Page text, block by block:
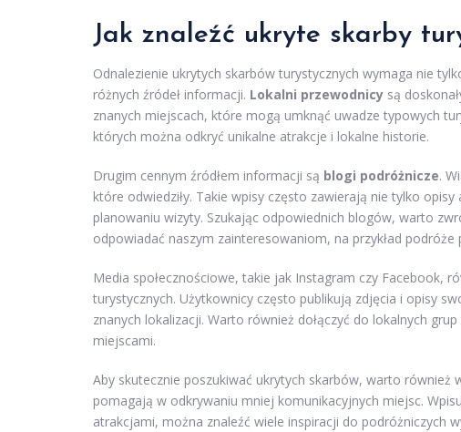
Jak znaleźć ukryte skarby
Odnalezienie ukrytych skarbów turystycznych wymaga nie
różnych źródeł informacji. Lokalni przewodnicy są
znanych miejscach, które mogą umknąć uwadze typowych
których można odkryć unikalne atrakcje i lokalne historie.
Drugim cennym źródłem informacji są blogi podróżnicze.
które odwiedziły. Takie wpisy często zawierają nie tylko
planowaniu wizyty. Szukając odpowiednich blogów, warto
odpowiadać naszym zainteresowaniom, na przykład podróże
Media społecznościowe, takie jak Instagram czy Facebook,
turystycznych. Użytkownicy często publikują zdjęcia i opisy
znanych lokalizacji. Warto również dołączyć do lokalnych
miejscami.
Aby skutecznie poszukiwać ukrytych skarbów, warto
pomagają w odkrywaniu mniej komunikacyjnych miejsc.
atrakcjami, można znaleźć wiele inspiracji do podróżniczych